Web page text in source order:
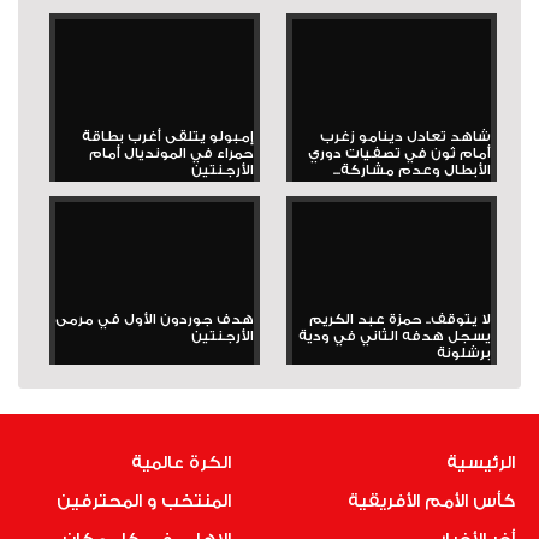
شاهد تعادل دينامو زغرب
أمام ثون في تصفيات دوري
الأبطال وعدم مشاركة...
إمبولو يتلقى أغرب بطاقة
حمراء في المونديال أمام
الأرجنتين
لا يتوقف.. حمزة عبد الكريم
يسجل هدفه الثاني في ودية
برشلونة
هدف جوردون الأول في مرمى
الأرجنتين
الرئيسية
كأس الأمم الأفريقية
الكرة عالمية
المنتخب و المحترفين